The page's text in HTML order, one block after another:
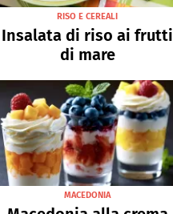
RISO E CEREALI
Insalata di riso ai frutti
di mare
MACEDONIA